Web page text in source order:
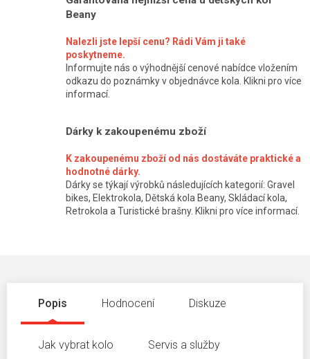
Beany
Nalezli jste lepší cenu? Rádi Vám ji také
poskytneme.
Informujte nás o výhodnější cenové nabídce vložením
odkazu do poznámky v objednávce kola. Klikni pro více
informací.
Dárky k zakoupenému zboží
K zakoupenému zboží od nás dostáváte praktické a
hodnotné dárky.
Dárky se týkají výrobků následujících kategorií: Gravel
bikes, Elektrokola, Dětská kola Beany, Skládací kola,
Retrokola a Turistické brašny. Klikni pro více informací.
Popis Hodnocení Diskuze
Jak vybrat kolo Servis a služby